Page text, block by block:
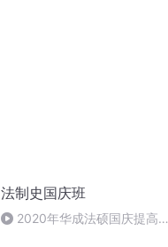
法制史国庆班
2020年华成法硕国庆提高班